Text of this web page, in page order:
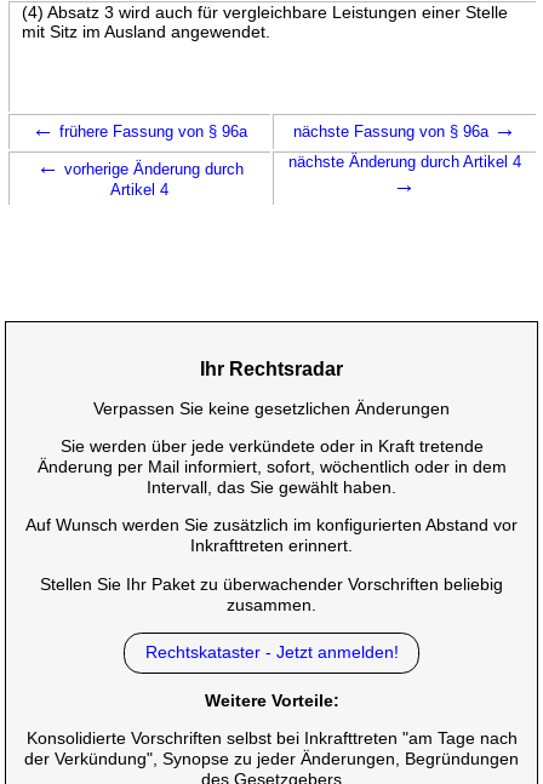
(4) Absatz 3 wird auch für vergleichbare Leistungen einer Stelle
mit Sitz im Ausland angewendet.
← frühere Fassung von § 96a nächste Fassung von § 96a →
← vorherige Änderung durch
Artikel 4
nächste Änderung durch Artikel 4
→
Ihr Rechtsradar
Verpassen Sie keine gesetzlichen Änderungen
Sie werden über jede verkündete oder in Kraft tretende
Änderung per Mail informiert, sofort, wöchentlich oder in dem
Intervall, das Sie gewählt haben.
Auf Wunsch werden Sie zusätzlich im konfigurierten Abstand vor
Inkrafttreten erinnert.
Stellen Sie Ihr Paket zu überwachender Vorschriften beliebig
zusammen.
Rechtskataster - Jetzt anmelden!
Weitere Vorteile:
Konsolidierte Vorschriften selbst bei Inkrafttreten "am Tage nach
der Verkündung", Synopse zu jeder Änderungen, Begründungen
des Gesetzgebers